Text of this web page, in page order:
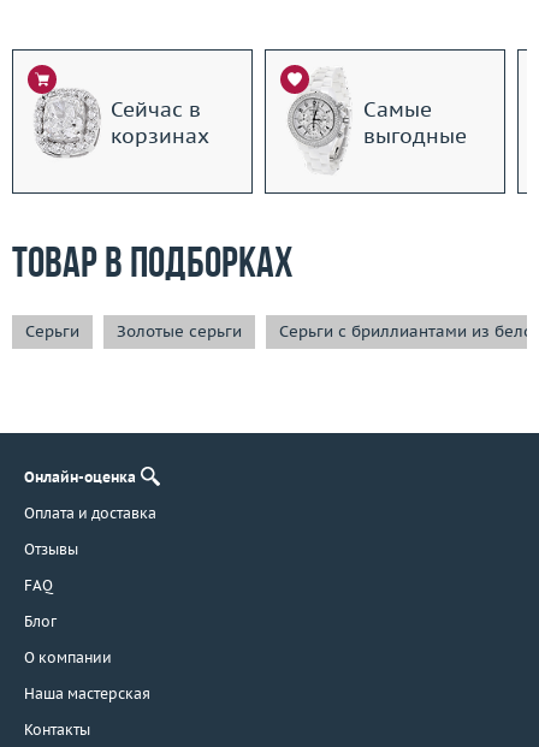
Сейчас в
корзинах
Самые
выгодные
Товар в подборках
Серьги Золотые серьги Серьги с бриллиантами из
Онлайн-оценка
Оплата и доставка
Отзывы
FAQ
Блог
О компании
Наша мастерская
Контакты